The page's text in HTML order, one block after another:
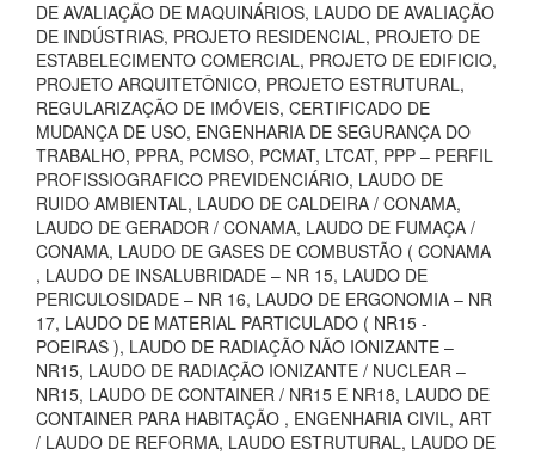
DE AVALIAÇÃO DE MAQUINÁRIOS, LAUDO DE AVALIAÇÃO
DE INDÚSTRIAS, PROJETO RESIDENCIAL, PROJETO DE
ESTABELECIMENTO COMERCIAL, PROJETO DE EDIFICIO,
PROJETO ARQUITETÔNICO, PROJETO ESTRUTURAL,
REGULARIZAÇÃO DE IMÓVEIS, CERTIFICADO DE
MUDANÇA DE USO, ENGENHARIA DE SEGURANÇA DO
TRABALHO, PPRA, PCMSO, PCMAT, LTCAT, PPP – PERFIL
PROFISSIOGRAFICO PREVIDENCIÁRIO, LAUDO DE
RUIDO AMBIENTAL, LAUDO DE CALDEIRA / CONAMA,
LAUDO DE GERADOR / CONAMA, LAUDO DE FUMAÇA /
CONAMA, LAUDO DE GASES DE COMBUSTÃO ( CONAMA
, LAUDO DE INSALUBRIDADE – NR 15, LAUDO DE
PERICULOSIDADE – NR 16, LAUDO DE ERGONOMIA – NR
17, LAUDO DE MATERIAL PARTICULADO ( NR15 -
POEIRAS ), LAUDO DE RADIAÇÃO NÃO IONIZANTE –
NR15, LAUDO DE RADIAÇÃO IONIZANTE / NUCLEAR –
NR15, LAUDO DE CONTAINER / NR15 E NR18, LAUDO DE
CONTAINER PARA HABITAÇÃO , ENGENHARIA CIVIL, ART
/ LAUDO DE REFORMA, LAUDO ESTRUTURAL, LAUDO DE